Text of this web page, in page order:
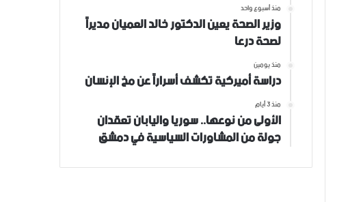
منذ أسبوع واحد
وزير الصحة يعين الدكتور خالد العميان مديراً
لصحة درعا
منذ يومين
دراسة أميركية تكشف أسراراً عن مخ الإنسان
منذ 3 أيام
الأولى من نوعها.. سوريا واليابان تعقدان
جولة من المشاورات السياسية في دمشق